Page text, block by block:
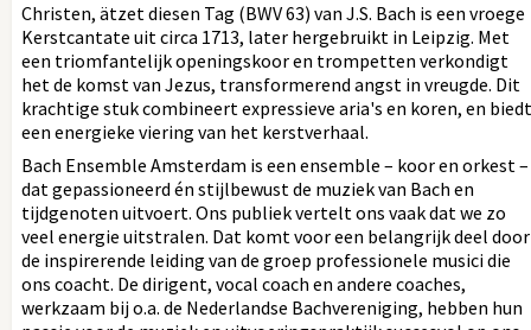
Christen, ätzet diesen Tag (BWV 63) van J.S. Bach is een vroege
Kerstcantate uit circa 1713, later hergebruikt in Leipzig. Met
een triomfantelijk openingskoor en trompetten verkondigt
het de komst van Jezus, transformerend angst in vreugde. Dit
krachtige stuk combineert expressieve aria's en koren, en biedt
een energieke viering van het kerstverhaal.
Bach Ensemble Amsterdam is een ensemble – koor en orkest –
dat gepassioneerd én stijlbewust de muziek van Bach en
tijdgenoten uitvoert. Ons publiek vertelt ons vaak dat we zo
veel energie uitstralen. Dat komt voor een belangrijk deel door
de inspirerende leiding van de groep professionele musici die
ons coacht. De dirigent, vocal coach en andere coaches,
werkzaam bij o.a. de Nederlandse Bachvereniging, hebben hun